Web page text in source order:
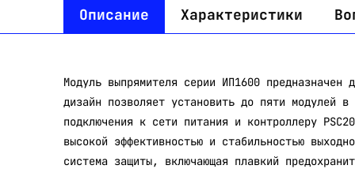
Описание Характеристики
Модуль выпрямителя серии ИП1600 предназначен
дизайн позволяет установить до пяти модулей
подключения к сети питания и контроллеру
высокой эффективностью и стабильностью
система защиты, включающая плавкий